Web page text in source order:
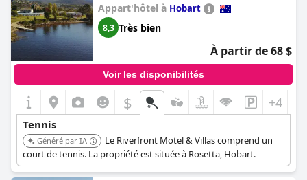
Appart'hôtel à Hobart
8,3 Très bien
À partir de 68 $
Voir les disponibilités
$ +4
Tennis
Généré par IA
Le Riverfront Motel & Villas comprend un
court de tennis. La propriété est située à Rosetta, Hobart.